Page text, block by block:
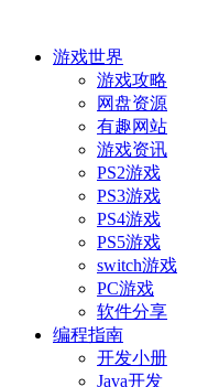
游戏世界
游戏攻略
网盘资源
有趣网站
游戏资讯
PS2游戏
PS3游戏
PS4游戏
PS5游戏
switch游戏
PC游戏
软件分享
编程指南
开发小册
Java开发